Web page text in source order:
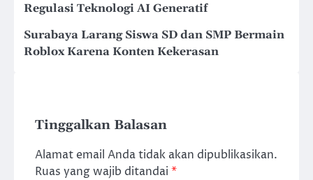
Regulasi Teknologi AI Generatif
Surabaya Larang Siswa SD dan SMP Bermain
Roblox Karena Konten Kekerasan
Tinggalkan Balasan
Alamat email Anda tidak akan dipublikasikan.
Ruas yang wajib ditandai *